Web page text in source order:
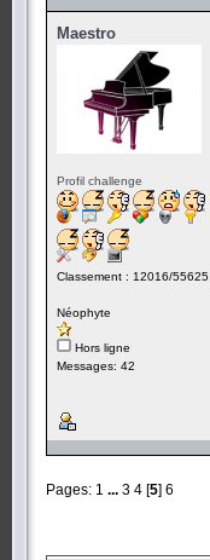
Maestro
Profil challenge
Classement : 12016/55625
Néophyte
Hors ligne
Messages: 42
Pages: 1 ... 3 4 [5] 6